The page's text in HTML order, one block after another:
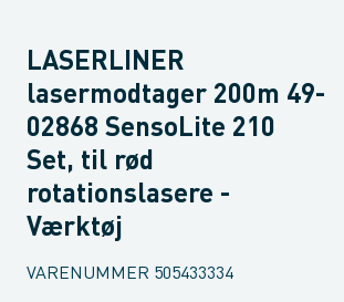
LASERLINER
lasermodtager 200m 49-
02868 SensoLite 210
Set, til rød
rotationslasere -
Værktøj
VARENUMMER 505433334